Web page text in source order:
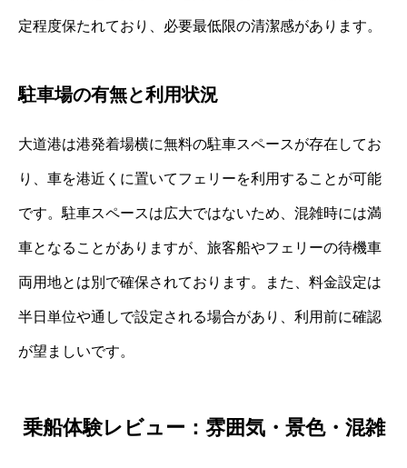
定程度保たれており、必要最低限の清潔感があります。
駐車場の有無と利用状況
大道港は港発着場横に無料の駐車スペースが存在してお
り、車を港近くに置いてフェリーを利用することが可能
です。駐車スペースは広大ではないため、混雑時には満
車となることがありますが、旅客船やフェリーの待機車
両用地とは別で確保されております。また、料金設定は
半日単位や通しで設定される場合があり、利用前に確認
が望ましいです。
乗船体験レビュー：雰囲気・景色・混雑